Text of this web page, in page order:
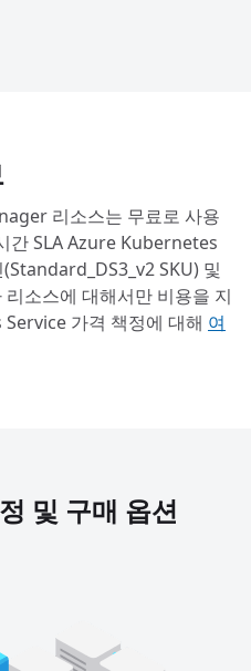
리소스는 무료로 사용
간 SLA Azure Kubernetes
SKU) 및
소스에 대해서만 비용을 지
가격 책정에 대해 여
및 구매 옵션